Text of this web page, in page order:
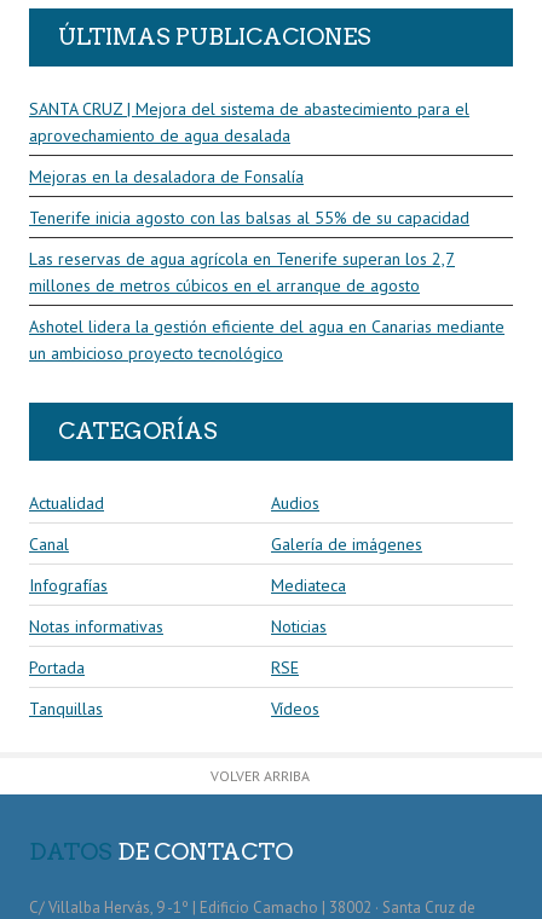
ÚLTIMAS PUBLICACIONES
SANTA CRUZ | Mejora del sistema de abastecimiento para el
aprovechamiento de agua desalada
Mejoras en la desaladora de Fonsalía
Tenerife inicia agosto con las balsas al 55% de su capacidad
Las reservas de agua agrícola en Tenerife superan los 2,7
millones de metros cúbicos en el arranque de agosto
Ashotel lidera la gestión eficiente del agua en Canarias mediante
un ambicioso proyecto tecnológico
CATEGORÍAS
Actualidad
Audios
Canal
Galería de imágenes
Infografías
Mediateca
Notas informativas
Noticias
Portada
RSE
Tanquillas
Vídeos
VOLVER ARRIBA
DATOS DE CONTACTO
C/ Villalba Hervás, 9 -1º | Edificio Camacho | 38002 · Santa Cruz de